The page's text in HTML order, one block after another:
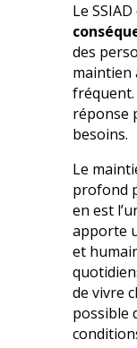
Le
des
maintien
fréquent.
réponse
besoins.
Le
profond
en est
apporte
et
de vivre
possible